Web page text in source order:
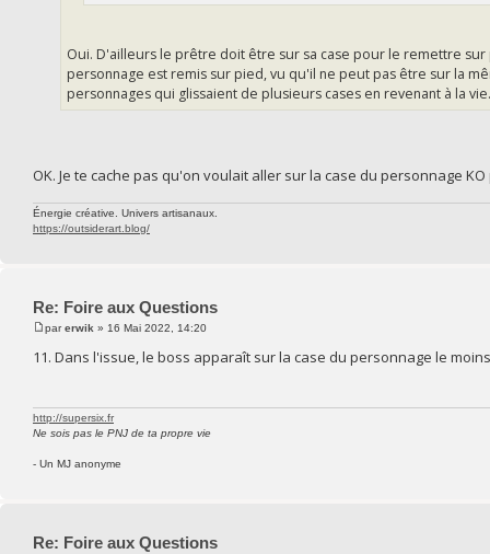
Oui. D'ailleurs le prêtre doit être sur sa case pour le remettre
personnage est remis sur pied, vu qu'il ne peut pas être sur la
personnages qui glissaient de plusieurs cases en revenant à la
OK. Je te cache pas qu'on voulait aller sur la case du personnage
Énergie créative. Univers artisanaux.
https://outsiderart.blog/
Re: Foire aux Questions
parerwik » 16 Mai 2022, 14:20
11. Dans l'issue, le boss apparaît sur la case du personnage le
http://supersix.fr
Ne sois pas le PNJ de ta propre vie
- Un MJ anonyme
Re: Foire aux Questions